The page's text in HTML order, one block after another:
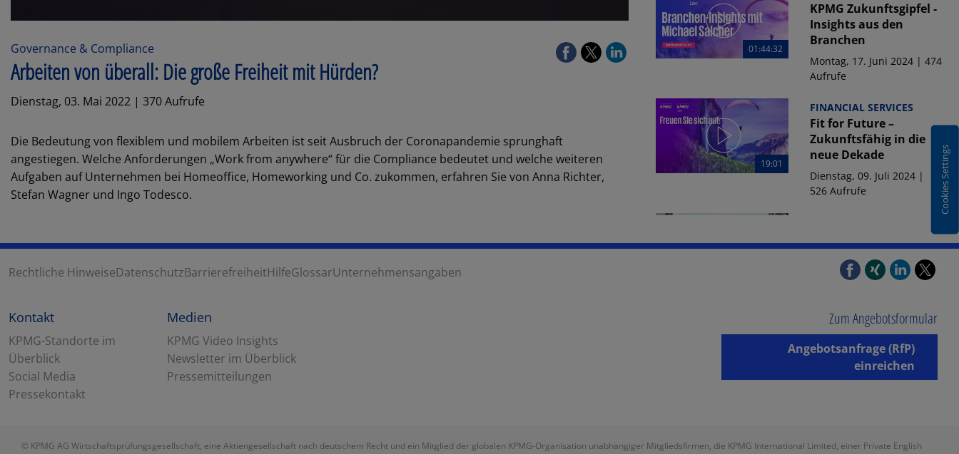
Governance & Compliance
Arbeiten von überall: Die große Freiheit mit Hürden?
Dienstag, 03. Mai 2022 | 370 Aufrufe
Die Bedeutung von flexiblem und mobilem Arbeiten ist seit Ausbruch der Coronapandemie sprunghaft
angestiegen. Welche Anforderungen „Work from anywhere“ für die Compliance bedeutet und welche weiteren
Aufgaben auf Unternehmen bei Homeoffice, Homeworking und Co. zukommen, erfahren Sie von Anna Richter,
Stefan Wagner und Ingo Todesco.
01:44:32
KPMG Zukunftsgipfel -
Insights aus den
Branchen
Montag, 17. Juni 2024 | 474
Aufrufe
19:01
FINANCIAL SERVICES
Fit for Future –
Zukunftsfähig in die
neue Dekade
Dienstag, 09. Juli 2024 |
526 Aufrufe
Economic Potential
27:37
INTERNATIONAL
BUSINESS
Unlocking Ukraine's
Cookies Settings
Rechtliche HinweiseDatenschutzBarrierefreiheitHilfeGlossarUnternehmensangaben
Kontakt
KPMG-Standorte im
Überblick
Social Media
Pressekontakt
Medien
KPMG Video Insights
Newsletter im Überblick
Pressemitteilungen
Zum Angebotsformular
Angebotsanfrage (RfP)
einreichen
© KPMG AG Wirtschaftsprüfungsgesellschaft, eine Aktiengesellschaft nach deutschem Recht und ein Mitglied der globalen KPMG-Organisation unabhängiger Mitgliedsfirmen, die KPMG International Limited, einer Private English